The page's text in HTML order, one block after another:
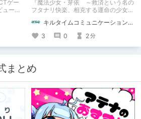
ゲー
ーで
能小説開幕！
『魔法少女・芽依 ～救済という名の
フタナリ快楽、相克する運命の少女た
ト：鳩春 一気に上・下巻が同時配
信！
キルタイムコミュニケーション（KTC）の作品を一人でも多くの人に知ってほしい人
3
0 2分
まとめ